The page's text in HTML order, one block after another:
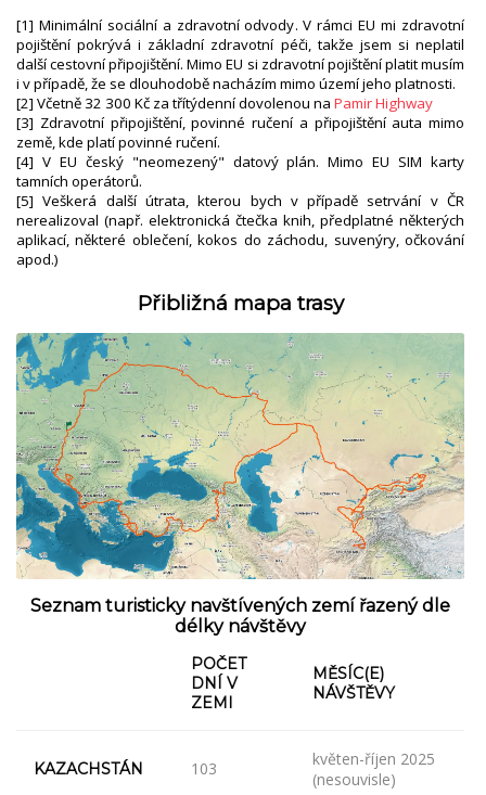
[1] Minimální sociální a zdravotní odvody. V rámci EU mi zdravotní
pojištění pokrývá i základní zdravotní péči, takže jsem si neplatil
další cestovní připojištění. Mimo EU si zdravotní pojištění platit musím
i v případě, že se dlouhodobě nacházím mimo území jeho platnosti.
[2] Včetně 32 300 Kč za třítýdenní dovolenou na Pamir Highway
[3] Zdravotní připojištění, povinné ručení a připojištění auta mimo
země, kde platí povinné ručení.
[4] V EU český "neomezený" datový plán. Mimo EU SIM karty
tamních operátorů.
[5] Veškerá další útrata, kterou bych v případě setrvání v ČR
nerealizoval (např. elektronická čtečka knih, předplatné některých
aplikací, některé oblečení, kokos do záchodu, suvenýry, očkování
apod.)
Přibližná mapa trasy
Seznam turisticky navštívených zemí řazený dle
délky návštěvy
POČET
DNÍ V
ZEMI
MĚSÍC(E)
NÁVŠTĚVY
KAZACHSTÁN 103
květen-říjen 2025
(nesouvisle)